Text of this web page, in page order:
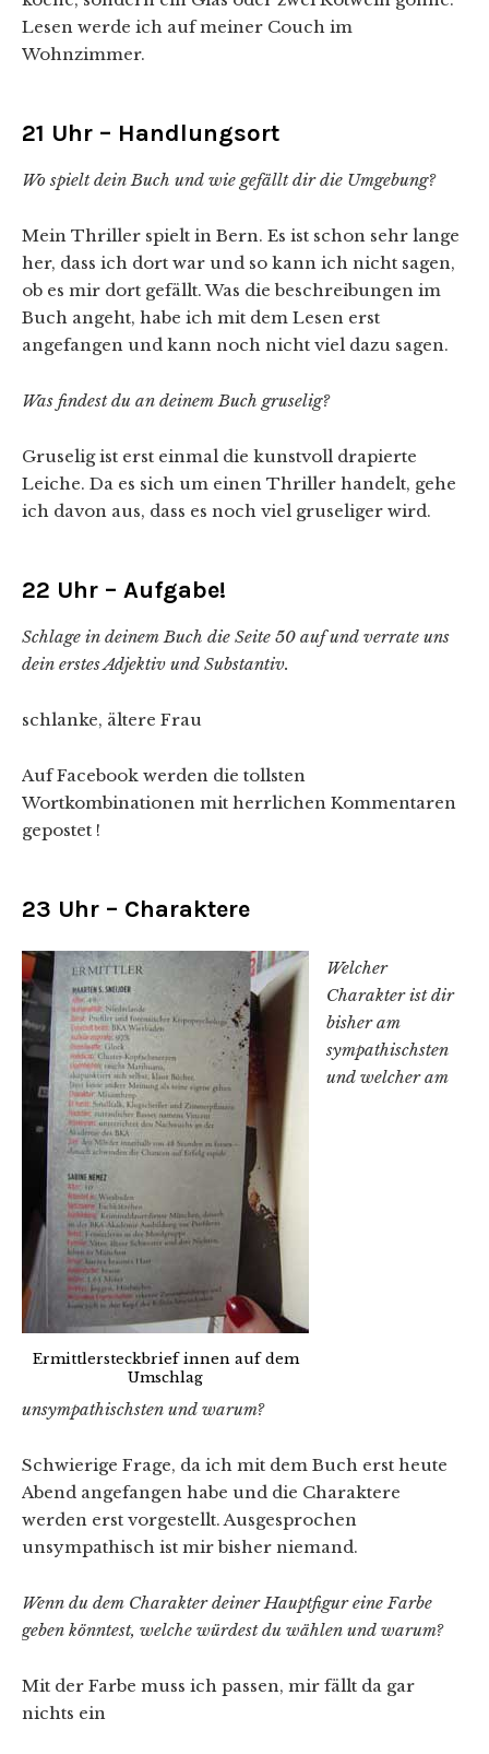
Lesen werde ich auf meiner Couch im
Wohnzimmer.
21 Uhr – Handlungsort
Wo spielt dein Buch und wie gefällt dir die Umgebung?
Mein Thriller spielt in Bern. Es ist schon sehr lange
her, dass ich dort war und so kann ich nicht sagen,
ob es mir dort gefällt. Was die beschreibungen im
Buch angeht, habe ich mit dem Lesen erst
angefangen und kann noch nicht viel dazu sagen.
Was findest du an deinem Buch gruselig?
Gruselig ist erst einmal die kunstvoll drapierte
Leiche. Da es sich um einen Thriller handelt, gehe
ich davon aus, dass es noch viel gruseliger wird.
22 Uhr – Aufgabe!
Schlage in deinem Buch die Seite 50 auf und verrate uns
dein erstes Adjektiv und Substantiv.
schlanke, ältere Frau
Auf Facebook werden die tollsten
Wortkombinationen mit herrlichen Kommentaren
gepostet !
23 Uhr – Charaktere
Ermittlersteckbrief innen auf dem
Umschlag
Welcher
Charakter ist dir
bisher am
sympathischsten
und welcher am
unsympathischsten und warum?
Schwierige Frage, da ich mit dem Buch erst heute
Abend angefangen habe und die Charaktere
werden erst vorgestellt. Ausgesprochen
unsympathisch ist mir bisher niemand.
Wenn du dem Charakter deiner Hauptfigur eine Farbe
geben könntest, welche würdest du wählen und warum?
Mit der Farbe muss ich passen, mir fällt da gar
nichts ein